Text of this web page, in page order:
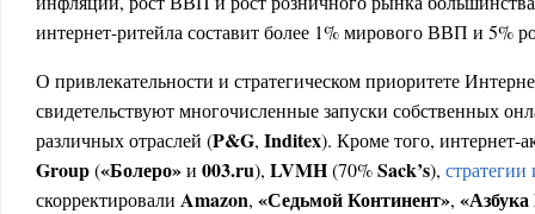
интернет-ритейла составит более 1% мирового ВВП и 5%
О привлекательности и стратегическом приоритете
свидетельствуют многочисленные запуски собственных
различных отраслей (P&G, Inditex). Кроме того, интернет-
Group(«Болеро»и 003.ru), LVMH(70%Sack’s),
скорректировали Amazon, «Седьмой Континент»,